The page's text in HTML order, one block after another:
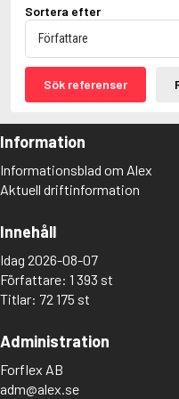
Ajvide Lindqvist, John
Akunin, Boris
Alfredson, Hans
Alfredsson, Karin
Allan, Barbara
Allan, John B.
Allbeury, Ted
Allen, Grant
Allingham, Margery
Alsterdal, Tove
Alvtegen, Karin
Ambler, Eric
Amdrup, Erik
Ames, Delano
Amis, Kingsley
Anders, Sigrid
Andersen, Carlo
Sortera efter
Sök referenser
Information
Informationsblad om Alex
Aktuell driftinformation
Innehåll
Idag 2026-08-07
Författare: 1 393 st
Titlar: 72 175 st
Administration
Forflex AB
adm@alex.se